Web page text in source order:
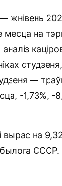
месца на
—
-1,73%, -
на
былога СССР.